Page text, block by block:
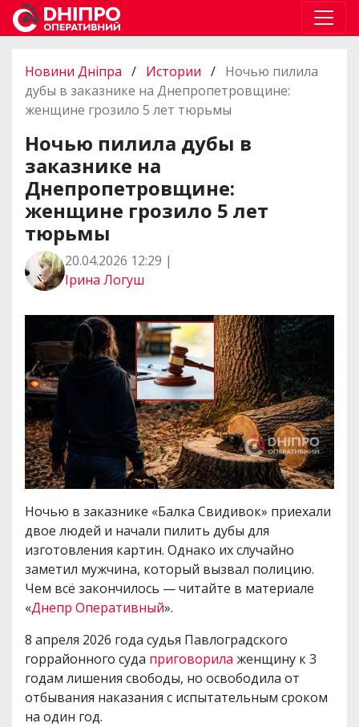
Новини Дніпра / Истории / Ночью пилила
дубы в заказнике на Днепропетровщине:
женщине грозило 5 лет тюрьмы
Ночью пилила дубы в
заказнике на
Днепропетровщине:
женщине грозило 5 лет
тюрьмы
20.04.2026 12:29 |
Ірина Логуш
Ночью в заказнике «Балка Свидивок» приехали
двое людей и начали пилить дубы для
изготовления картин. Однако их случайно
заметил мужчина, который вызвал полицию.
Чем всё закончилось — читайте в материале
«Днепр Оперативный».
8 апреля 2026 года судья Павлоградского
горрайонного суда приговорила женщину к 3
годам лишения свободы, но освободила от
отбывания наказания с испытательным сроком
на один год.